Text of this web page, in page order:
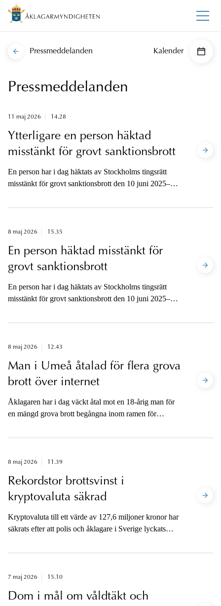
Pressmeddelanden Kalender
Pressmeddelanden
11 maj 2026 14.28
Ytterligare en person häktad
misstänkt för grovt sanktionsbrott
En person har i dag häktats av Stockholms tingsrätt
misstänkt för grovt sanktionsbrott den 10 juni 2025–5
2026. I ärendet häktades en person i fredags för samma
8 maj 2026 15.35
En person häktad misstänkt för
grovt sanktionsbrott
En person har i dag häktats av Stockholms tingsrätt
misstänkt för grovt sanktionsbrott den 10 juni 2025–5
2026.
8 maj 2026 12.43
Man i Umeå åtalad för flera grova
brott över internet
Åklagaren har i dag väckt åtal mot en 18-årig man för
en mängd grova brott begångna inom ramen för
bland annat försök till mord i tre fall, uppmaning till
sexuell posering, grovt barnpornografibrott och grovt
8 maj 2026 11.39
Rekordstor brottsvinst i
kryptovaluta säkrad
Kryptovaluta till ett värde av 127,6 miljoner kronor har
säkrats efter att polis och åklagare i Sverige lyckats
narkotikamarknadsplatsen Flugsvamp 2. En nyckel till
och det internationella samarbetet.
7 maj 2026 15.10
Dom i mål om våldtäkt och